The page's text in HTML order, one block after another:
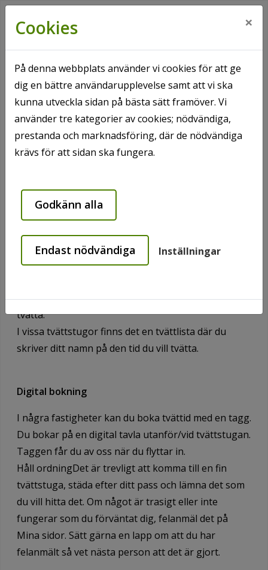
Hem Hyresgäst
Ditt område
Tvättstugan
Våra olika bokningssystem
Våra olika bokningssystem
Bokningstavla och tvättcylinder
när du flyttar in i din lägenhet.
Utanför tvättstugan finns det en tavla med alla
fast din tvättcylinder på den dag och den tid du vill
tvätta.
I vissa tvättstugor finns det en tvättlista där du
skriver ditt namn på den tid du vill tvätta.
Digital bokning
I några fastigheter kan du boka tvättid med en tagg.
Du bokar på en digital tavla utanför/vid tvättstugan.
Taggen får du av oss när du flyttar in.
Håll ordningDet är trevligt att komma till en fin
tvättstuga, städa efter ditt pass och lämna det som
du vill hitta det. Om något är trasigt eller inte
fungerar som du förväntat dig, felanmäl det på
Mina sidor. Sätt gärna en lapp om att du har
felanmält så vet nästa person att det är gjort.
Cookies ×
På denna webbplats använder vi cookies för att ge
dig en bättre användarupplevelse samt att vi ska
kunna utveckla sidan på bästa sätt framöver. Vi
använder tre kategorier av cookies; nödvändiga,
prestanda och marknadsföring, där de nödvändiga
krävs för att sidan ska fungera.
Godkänn alla
Endast nödvändiga Inställningar